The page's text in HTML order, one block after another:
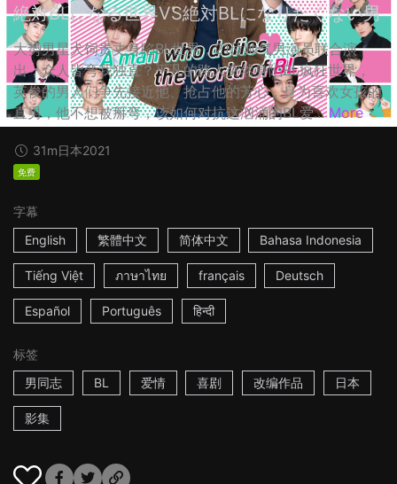
絶対BLになる世界VS絶対BLになりたくない男
大势男星犬饲贵丈身陷BL世界，21位帅气男演员联合演
出，众人皆弯我独直？平凡的路人突然身陷BL疯狂世界，
英俊的男人们争先接近他、抢占他的芳心，身为喜欢女孩的
直男，他不想被掰弯，该如何对抗这汹涌的BL爱... More
31m日本2021
免费
字幕
English
繁體中文 简体中文 Bahasa Indonesia
Tiếng Việt ภาษาไทย français Deutsch
Español Português हिन्दी
标签
男同志
BL 爱情 喜剧 改编作品 日本
影集